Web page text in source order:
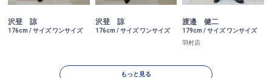
沢登 諒
176cm / サイズ ワンサイズ
沢登 諒
176cm / サイズ ワンサイズ
渡邉 健二
179cm / サイズ ワンサイズ
羽村店
もっと見る